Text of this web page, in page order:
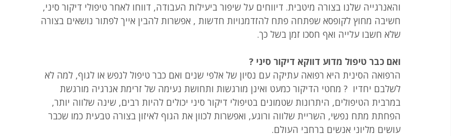
והאנרגייה שלנו בצורה מיטבית. דיווחים על שיפור ביעילות העבודה, דווחו לאחר טיפולי דיקור סיני,
חשיבה מחוץ לקופסא שפתחה פתח להזדמנויות חדשות , אפשרות להבין אייך לפתור נושאים בצורה
שלא חשבו עלייה ואף חסכו זמן בשל כך.
ואם כבר טיפול מדוע דווקא דיקור סיני ?
הרפואה הסינית היא רפואה עתיקה עם נסיון של אלפי שנים ואם כבר טיפול לנפש או לגוף, למה לא
לשלבם יחדיו  ? מחטי הדיקור כמעט ואינן מורגשות ותחושת נעימה של זרימת אנרגיה מורגשת
במרבית הטיפולים, היתרונות שטמונים בטיפולי דיקור סיני יכולים להיות רבים, שינה שלווה יותר,
הפחתת מתח נפשי, השריית שלווה ורוגע, ואפשרות לכוון את הגוף לאיזון בצורה טבעית כמו שכבר
עושים מליוני אנשים ברחבי העולם.